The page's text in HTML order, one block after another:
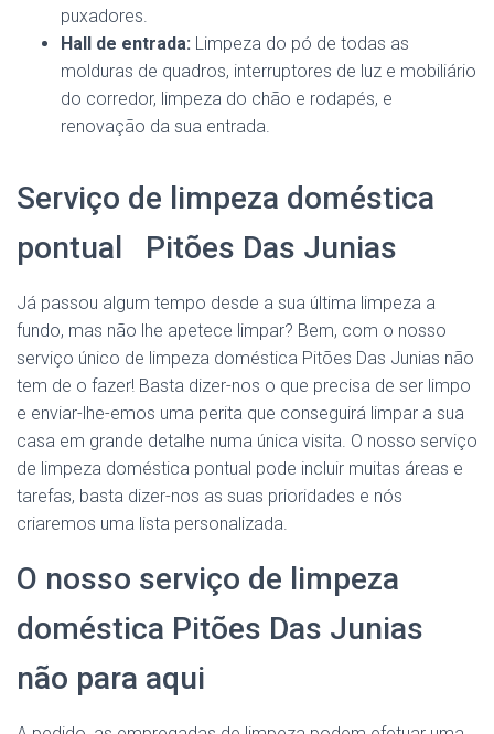
puxadores.
Hall de entrada: Limpeza do pó de todas as
molduras de quadros, interruptores de luz e mobiliário
do corredor, limpeza do chão e rodapés, e
renovação da sua entrada.
Serviço de limpeza doméstica
pontual Pitões Das Junias
Já passou algum tempo desde a sua última limpeza a
fundo, mas não lhe apetece limpar? Bem, com o nosso
serviço único de limpeza doméstica Pitões Das Junias não
tem de o fazer! Basta dizer-nos o que precisa de ser limpo
e enviar-lhe-emos uma perita que conseguirá limpar a sua
casa em grande detalhe numa única visita. O nosso serviço
de limpeza doméstica pontual pode incluir muitas áreas e
tarefas, basta dizer-nos as suas prioridades e nós
criaremos uma lista personalizada.
O nosso serviço de limpeza
doméstica Pitões Das Junias
não para aqui